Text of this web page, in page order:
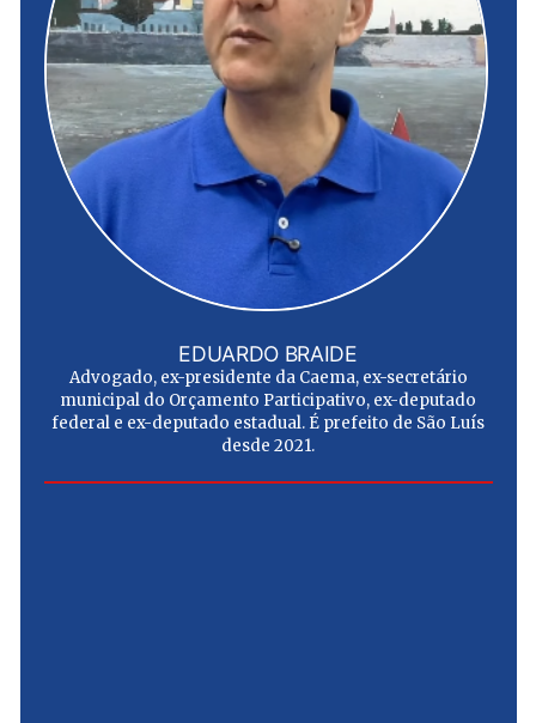
EDUARDO BRAIDE
Advogado, ex-presidente da Caema, ex-secretário
municipal do Orçamento Participativo, ex-deputado
federal e ex-deputado estadual. É prefeito de São Luís
desde 2021.